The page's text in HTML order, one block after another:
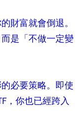
財富就會倒退。
是「不做一定變
必要策略。即使
，你也已經跨入